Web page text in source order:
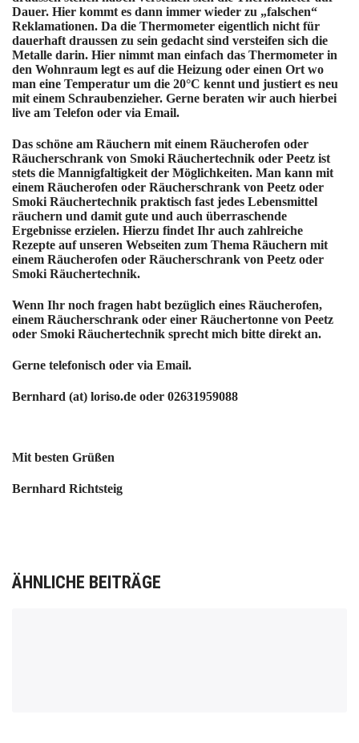
Dauer. Hier kommt es dann immer wieder zu „falschen“
Reklamationen. Da die Thermometer eigentlich nicht für
dauerhaft draussen zu sein gedacht sind versteifen sich die
Metalle darin. Hier nimmt man einfach das Thermometer in
den Wohnraum legt es auf die Heizung oder einen Ort wo
man eine Temperatur um die 20°C kennt und justiert es neu
mit einem Schraubenzieher. Gerne beraten wir auch hierbei
live am Telefon oder via Email.
Das schöne am Räuchern mit einem Räucherofen oder
Räucherschrank von Smoki Räuchertechnik oder Peetz ist
stets die Mannigfaltigkeit der Möglichkeiten. Man kann mit
einem Räucherofen oder Räucherschrank von Peetz oder
Smoki Räuchertechnik praktisch fast jedes Lebensmittel
räuchern und damit gute und auch überraschende
Ergebnisse erzielen. Hierzu findet Ihr auch zahlreiche
Rezepte auf unseren Webseiten zum Thema Räuchern mit
einem Räucherofen oder Räucherschrank von Peetz oder
Smoki Räuchertechnik.
Wenn Ihr noch fragen habt bezüglich eines Räucherofen,
einem Räucherschrank oder einer Räuchertonne von Peetz
oder Smoki Räuchertechnik sprecht mich bitte direkt an.
Gerne telefonisch oder via Email.
Bernhard (at) loriso.de oder 02631959088
Mit besten Grüßen
Bernhard Richtsteig
ÄHNLICHE BEITRÄGE